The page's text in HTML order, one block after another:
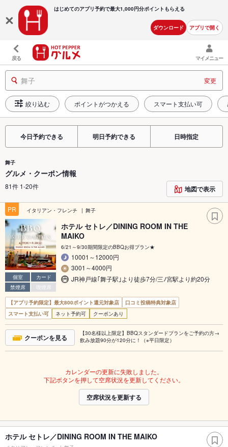
はじめてのアプリ予約で最大1,000円分ポイントもらえる
ダウンロード アプリで開く
戻る マイメニュー
舞子 変更
絞り込む ポイントがつかえる スマート支払い可
今日予約できる 明日予約できる 日時指定
舞子
グルメ・クーポン情報
81件 1-20件 地図で表示
PR イタリアン・フレンチ 舞子
個室
カード
禁煙席
喫煙席
ホテル セトレ／DINING ROOM IN THE
MAIKO
6/21～9/30期間限定のBBQお得プラン★
10001～12000円
3001～4000円
JR神戸線｢舞子駅｣より徒歩7分/三ﾉ宮駅より約20分
【アプリ予約限定】最大800ポイント還元対象店
口コミ投稿特典対象店
スマート支払い可
ネット予約可 クーポンあり
クーポンを見る
【30名様以上限定】BBQスタンダードプランをご予約の方→
飲み放題90分が120分に！（※平日限定）
カレンダーの更新に失敗しました。
下記ボタンを押して空席状況を更新してください。
空席状況を更新する
ホテル セトレ／DINING ROOM IN THE MAIKO